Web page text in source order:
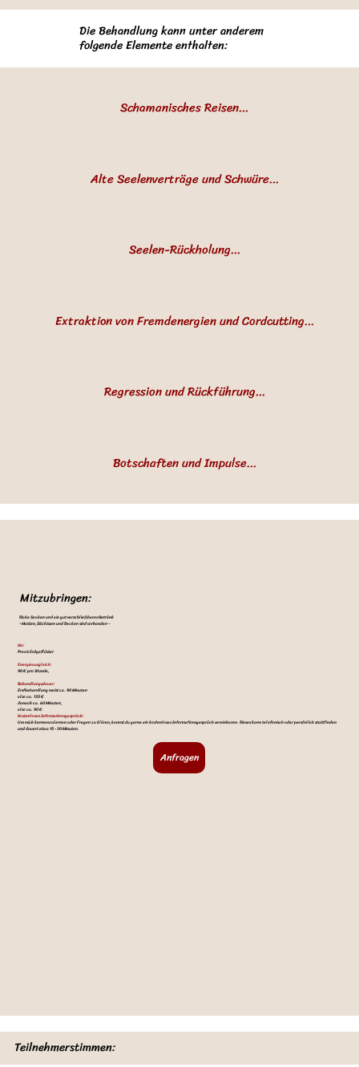
Die Behandlung kann unter anderem
folgende Elemente enthalten:
Schamanisches Reisen
Heilung zu erfahren. Ich begebe mich - oder begleite dich - in
die Anderswelt und lasse dann geschehen, was mir dort gezeigt
Alte Seelenverträge und Schwüre
der Vergangenheit können dich in deinem Leben blockieren.
Gemeinsam lösen wir diese Bindungen auf, sodass du wieder frei
Seelen-Rückholung
Seele verloren. Ein Seelenverlust schwächt das eigene System.
Mit einer Seelenrückholung unterstütze ich dich dabei, diese
Extraktion von Fremdenergien und Cordcutting
können dich ausbremsen und dein Wohlbefinden
beeinträchtigen. Mit gezielten schamanischen Techniken helfe
Regression und Rückführung
Ängsten, karmischen Zusammenhängen oder Krankheiten zu
gelangen, reisen wir schamanisch zurück zu diesem Zeitpunkt in
(Rückführung)  um diese tiefsitzenden Themen zu erkennen und
Botschaften und Impulse
Während der schamanischen Reise kannst du wertvolle
Botschaften und Impulse aus der geistigen Welt erhalten. Diese
Mitzubringen:
Dicke Socken und ein gut verschließbares Getränk
- Matten, Sitzkissen und Decken sind vorhanden -
Wo:
Praxis Erdgeflüster
Energieausgleich:
90 € pro Stunde,
Behandlungsdauer:
Erstbehandlung meist ca. 90 Minuten
also ca. 135 €
danach ca. 60 Minuten,
also ca. 90 €
Kostenloses Informationsgespräch:
Um mich kennenzulernen oder Fragen zu klären, kannst du gerne ein kostenloses Informationsgespräch vereinbaren. Dieses kann telefonisch oder persönlich stattfinden
und dauert etwa 15 - 30 Minuten.
Anfragen
Teilnehmerstimmen: